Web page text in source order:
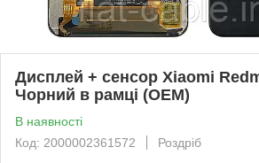
Дисплей + сенсор Xiaomi
Чорний в рамці (OEM)
В наявності
Код: 2000002361572
Роздріб